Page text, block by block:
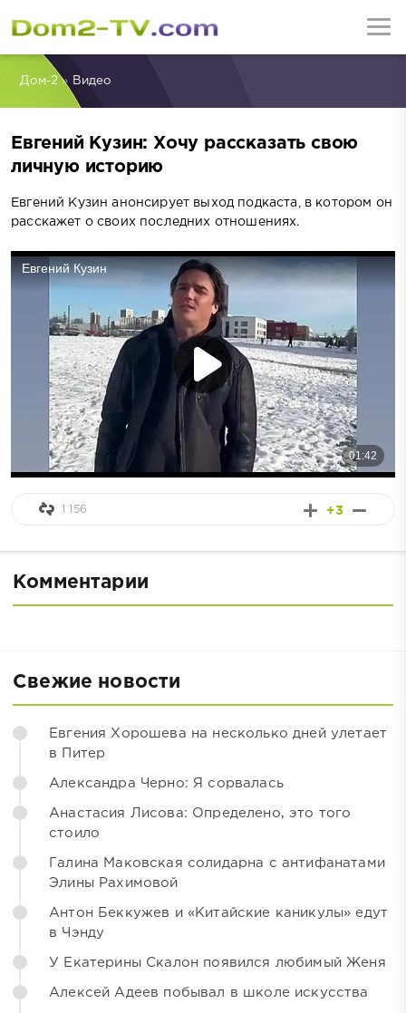
Дом-2» Видео
Евгений Кузин: Хочу рассказать свою
личную историю
Евгений Кузин анонсирует выход подкаста, в котором он
расскажет о своих последних отношениях.
+3
1 156
Комментарии
Свежие новости
Евгения Хорошева на несколько дней улетает
в Питер
Александра Черно: Я сорвалась
Анастасия Лисова: Определено, это того
стоило
Галина Маковская солидарна с антифанатами
Элины Рахимовой
Антон Беккужев и «Китайские каникулы» едут
в Чэнду
У Екатерины Скалон появился любимый Женя
Алексей Адеев побывал в школе искусства